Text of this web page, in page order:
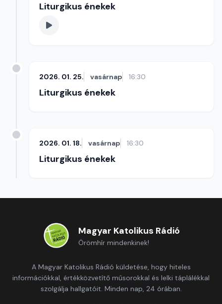
Liturgikus énekek
2026. 01. 25. vasárnap 16:30
Liturgikus énekek
2026. 01. 18. vasárnap 16:30
Liturgikus énekek
Magyar Katolikus Rádió
Örömhír mindenkinek!
A Magyar Katolikus Rádió küldetése, hogy hiteles
információkkal, értékközvetítő műsorokkal és lelki táplálékkal
szolgálja hallgatóit. Minden nap, 24 órában.